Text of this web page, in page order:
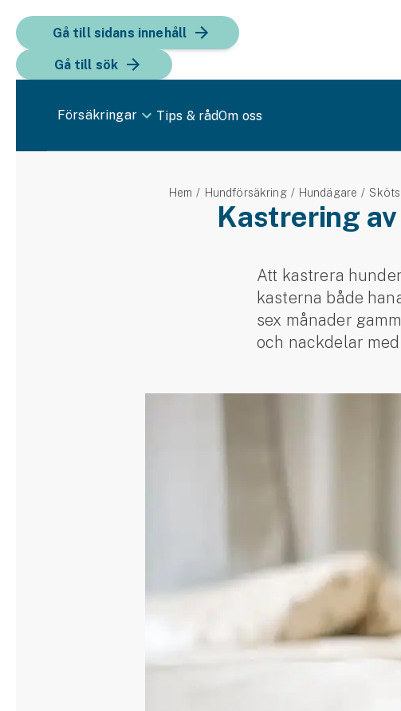
Gå till sidans innehåll
Gå till sök
Försäkringar Tips & rådOm oss
Hem Hundförsäkring Hundägare
Kastrering av
Att kastrera
kasterna både
sex månader
och nackdelar